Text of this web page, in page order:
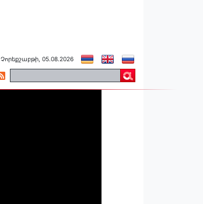
Չորեքշաբթի, 05.08.2026